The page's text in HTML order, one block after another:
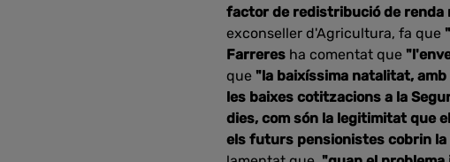
factor de redistribució de renda
exconseller d'Agricultura, fa que
Farreres ha comentat que
que "la baixíssima natalitat,
les baixes cotitzacions a la
dies, com són la legitimitat que
els futurs pensionistes cobrin